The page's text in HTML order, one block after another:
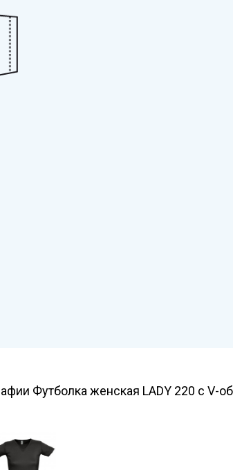
Футболка женская LADY 220 с V-